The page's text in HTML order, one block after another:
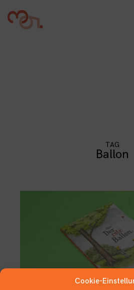
Cookie-
content
TAG
Ballon